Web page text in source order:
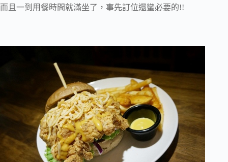
而且一到用餐時間就滿坐了，事先訂位還蠻必要的!!